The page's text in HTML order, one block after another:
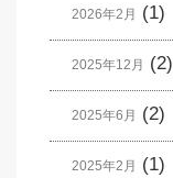
2026年2月 (1)
2025年12月 (2)
2025年6月 (2)
2025年2月 (1)